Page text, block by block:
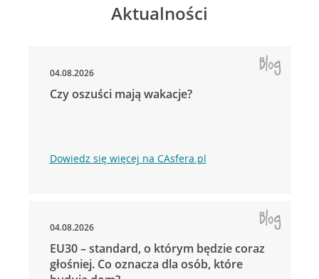
Aktualności
04.08.2026
Czy oszuści mają wakacje?
Dowiedz się więcej na CAsfera.pl
04.08.2026
EU30 – standard, o którym będzie coraz
głośniej. Co oznacza dla osób, które